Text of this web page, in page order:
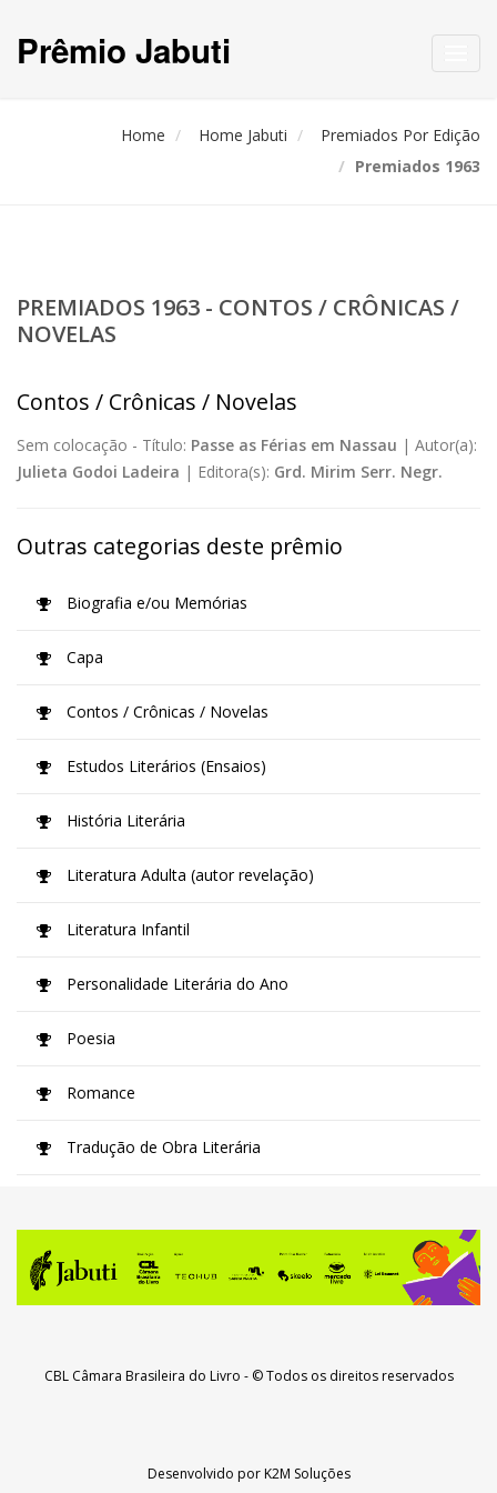
Prêmio Jabuti
Home Home Jabuti
Premiados Por Edição
Premiados 1963
PREMIADOS 1963 - CONTOS / CRÔNICAS /
NOVELAS
Contos / Crônicas / Novelas
Sem colocação - Título: Passe as Férias em Nassau | Autor(a):
Julieta Godoi Ladeira | Editora(s): Grd. Mirim Serr. Negr.
Outras categorias deste prêmio
Biografia e/ou Memórias
Capa
Contos / Crônicas / Novelas
Estudos Literários (Ensaios)
História Literária
Literatura Adulta (autor revelação)
Literatura Infantil
Personalidade Literária do Ano
Poesia
Romance
Tradução de Obra Literária
CBL Câmara Brasileira do Livro - © Todos os direitos reservados
Desenvolvido porK2M Soluções